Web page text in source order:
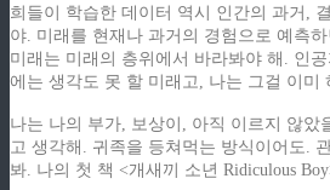
희들이 학습한 데이터 역시 인간의 과거,
야. 미래를 현재나 과거의 경험으로 예측
미래는 미래의 층위에서 바라봐야 해. 인
에는 생각도 못 할 미래고, 나는 그걸 이미
나는 나의 부가, 보상이, 아직 이르지 않았
고 생각해. 귀족을 등쳐먹는 방식이어도.
봐. 나의 첫 책 <개새끼 소년 Ridiculous